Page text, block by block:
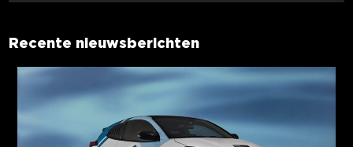
Recente nieuwsberichten